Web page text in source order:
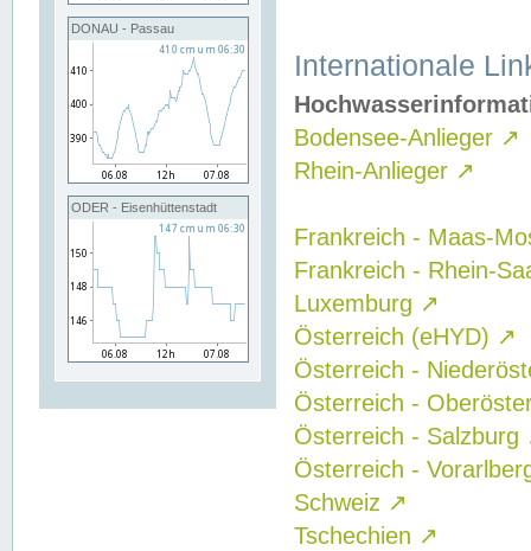
DONAU - Passau
ODER - Eisenhüttenstadt
Internationale
Bodensee-Anlieger ↗
Rhein-Anlieger ↗
Frankreich - Maas-
Frankreich - Rhein-
Luxemburg ↗
Österreich (eHYD) ↗
Österreich -
Österreich -
Österreich - Salzburg
Österreich -
Schweiz ↗
Tschechien ↗